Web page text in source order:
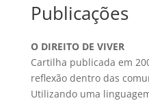
Publicações
O DIREITO DE VIVER
Cartilha publicada em
reflexão dentro das
Utilizando uma